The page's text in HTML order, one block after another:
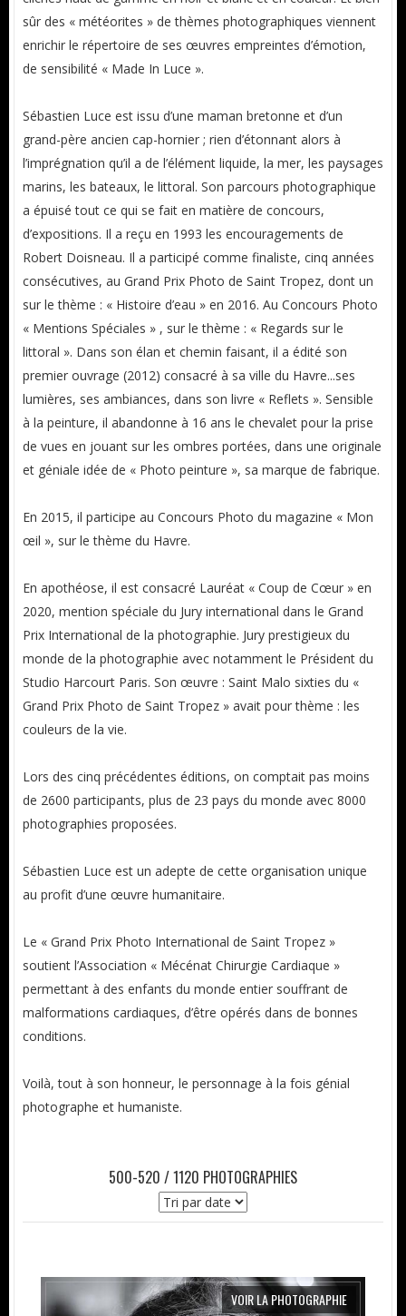
sûr des « météorites » de thèmes photographiques viennent
enrichir le répertoire de ses œuvres empreintes d’émotion,
de sensibilité « Made In Luce ».
Sébastien Luce est issu d’une maman bretonne et d’un
grand-père ancien cap-hornier ; rien d’étonnant alors à
l’imprégnation qu’il a de l’élément liquide, la mer, les paysages
marins, les bateaux, le littoral. Son parcours photographique
a épuisé tout ce qui se fait en matière de concours,
d’expositions. Il a reçu en 1993 les encouragements de
Robert Doisneau. Il a participé comme finaliste, cinq années
consécutives, au Grand Prix Photo de Saint Tropez, dont un
sur le thème : « Histoire d’eau » en 2016. Au Concours Photo
« Mentions Spéciales » , sur le thème : « Regards sur le
littoral ». Dans son élan et chemin faisant, il a édité son
premier ouvrage (2012) consacré à sa ville du Havre...ses
lumières, ses ambiances, dans son livre « Reflets ». Sensible
à la peinture, il abandonne à 16 ans le chevalet pour la prise
de vues en jouant sur les ombres portées, dans une originale
et géniale idée de « Photo peinture », sa marque de fabrique.
En 2015, il participe au Concours Photo du magazine « Mon
œil », sur le thème du Havre.
En apothéose, il est consacré Lauréat « Coup de Cœur » en
2020, mention spéciale du Jury international dans le Grand
Prix International de la photographie. Jury prestigieux du
monde de la photographie avec notamment le Président du
Studio Harcourt Paris. Son œuvre : Saint Malo sixties du «
Grand Prix Photo de Saint Tropez » avait pour thème : les
couleurs de la vie.
Lors des cinq précédentes éditions, on comptait pas moins
de 2600 participants, plus de 23 pays du monde avec 8000
photographies proposées.
Sébastien Luce est un adepte de cette organisation unique
au profit d’une œuvre humanitaire.
Le « Grand Prix Photo International de Saint Tropez »
soutient l’Association « Mécénat Chirurgie Cardiaque »
permettant à des enfants du monde entier souffrant de
malformations cardiaques, d’être opérés dans de bonnes
conditions.
Voilà, tout à son honneur, le personnage à la fois génial
photographe et humaniste.
500-520 / 1120 PHOTOGRAPHIES
VOIR LA PHOTOGRAPHIE